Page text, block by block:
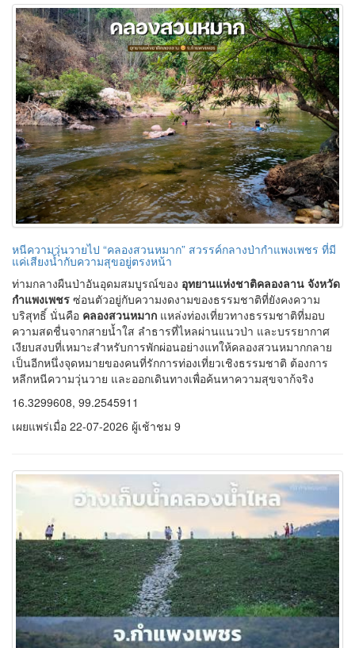
หนีความวุ่นวายไป “คลองสวนหมาก” สวรรค์กลางป่ากำแพงเพชร ที่มี
แค่เสียงน้ำกับความสุขอยู่ตรงหน้า
ท่ามกลางผืนป่าอันอุดมสมบูรณ์ของ อุทยานแห่งชาติคลองลาน จังหวัด
กำแพงเพชร ซ่อนตัวอยู่กับความงดงามของธรรมชาติที่ยังคงความ
บริสุทธิ์ นั่นคือ คลองสวนหมาก แหล่งท่องเที่ยวทางธรรมชาติที่มอบ
ความสดชื่นจากสายน้ำใส ลำธารที่ไหลผ่านแนวป่า และบรรยากาศ
เงียบสงบที่เหมาะสำหรับการพักผ่อนอย่างแทให้คลองสวนหมากกลาย
เป็นอีกหนึ่งจุดหมายของคนที่รักการท่องเที่ยวเชิงธรรมชาติ ต้องการ
หลีกหนีความวุ่นวาย และออกเดินทางเพื่อค้นหาความสุขจาก้จริง
16.3299608, 99.2545911
เผยแพร่เมื่อ 22-07-2026 ผู้เช้าชม 9